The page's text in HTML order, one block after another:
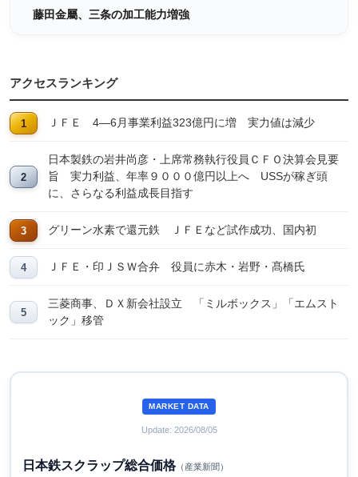
藤田金屬、三条の加工能力増強
アクセスランキング
ＪＦＥ 4―6月事業利益323億円に増 実力値は減少
日本製鉄の岩井尚彦・上席常務執行役員ＣＦＯ決算会見要
旨 実力利益、年率９０００億円以上へ USSが稼ぎ頭
に、さらなる利益成長目指す
グリーン水素で還元鉄 ＪＦＥなど試作成功、国内初
ＪＦＥ・印ＪＳＷ合弁 役員に赤木・岩野・髙橋氏
三菱商事、ＤＸ新会社設立 「ミルボックス」「エムスト
ック」移管
MARKET DATA
Update: 2026/08/05
日本鉄スクラップ総合価格（産業新聞）